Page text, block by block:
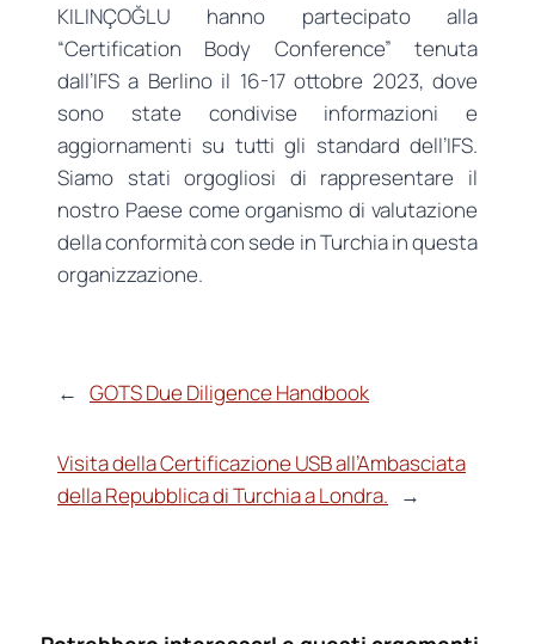
KILINÇOĞLU hanno partecipato alla
“Certification Body Conference” tenuta
dall’IFS a Berlino il 16-17 ottobre 2023, dove
sono state condivise informazioni e
aggiornamenti su tutti gli standard dell’IFS.
Siamo stati orgogliosi di rappresentare il
nostro Paese come organismo di valutazione
della conformità con sede in Turchia in questa
organizzazione.
← GOTS Due Diligence Handbook
Visita della Certificazione USB all’Ambasciata
della Repubblica di Turchia a Londra.
→